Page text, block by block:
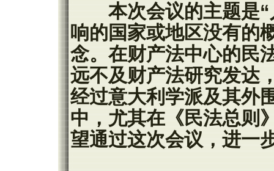
本次会议的主题是“
响的国家或地区没有的
念。在财产法中心的民
远不及财产法研究发达
经过意大利学派及其外
中，尤其在《民法总则
望通过这次会议，进一